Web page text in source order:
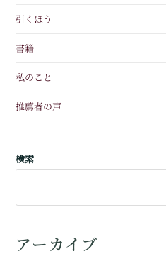
引くほう
書籍
私のこと
推薦者の声
検索
アーカイブ